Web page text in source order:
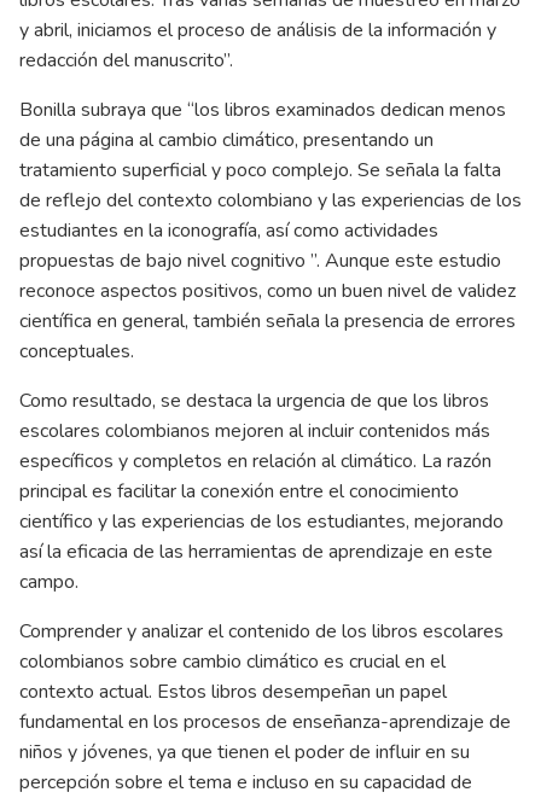
y abril, iniciamos el proceso de análisis de la información y
redacción del manuscrito”.
Bonilla subraya que “los libros examinados dedican menos
de una página al cambio climático, presentando un
tratamiento superficial y poco complejo. Se señala la falta
de reflejo del contexto colombiano y las experiencias de los
estudiantes en la iconografía, así como actividades
propuestas de bajo nivel cognitivo ”. Aunque este estudio
reconoce aspectos positivos, como un buen nivel de validez
científica en general, también señala la presencia de errores
conceptuales.
Como resultado, se destaca la urgencia de que los libros
escolares colombianos mejoren al incluir contenidos más
específicos y completos en relación al climático. La razón
principal es facilitar la conexión entre el conocimiento
científico y las experiencias de los estudiantes, mejorando
así la eficacia de las herramientas de aprendizaje en este
campo.
Comprender y analizar el contenido de los libros escolares
colombianos sobre cambio climático es crucial en el
contexto actual. Estos libros desempeñan un papel
fundamental en los procesos de enseñanza-aprendizaje de
niños y jóvenes, ya que tienen el poder de influir en su
percepción sobre el tema e incluso en su capacidad de